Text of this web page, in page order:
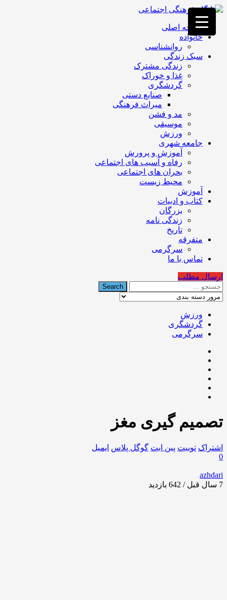
فصد
خون
غرب
تهران
خشکشویی
تصفیه
تهران
صفحه اصلی
خانواده
روانشناسی
سبک زندگی
زندگی مشترک
غذا و خوراک
گردشگری
صنایع دستی
میراث فرهنگی
مد و فشن
موسیقی
ورزش
جامعه شهری
آموزش و پرورش
رفاه و آسیب های اجتماعی
بحران های اجتماعی
محیط زیست
آموزش
کتاب و ادبیات
بزرگان
زندگی نامه
تاریخ
متفرقه
سرگرمی
تماس با ما
ارسال مطلب
ورزش
گردشگری
سرگرمی
تصمیم گیری مغز
اشتراک توییت پین ایت گوگل‌ پلاس ایمیل
0
azhdari
7 سال قبل / 642
بازدید